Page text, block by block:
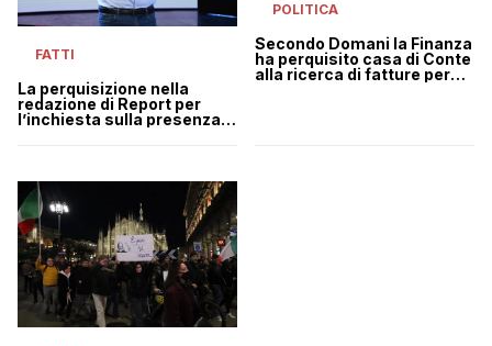
FATTI
La perquisizione nella
redazione di Report per
l’inchiesta sulla presenza
POLITICA
Secondo Domani la Finanza
ha perquisito casa di Conte
alla ricerca di fatture per